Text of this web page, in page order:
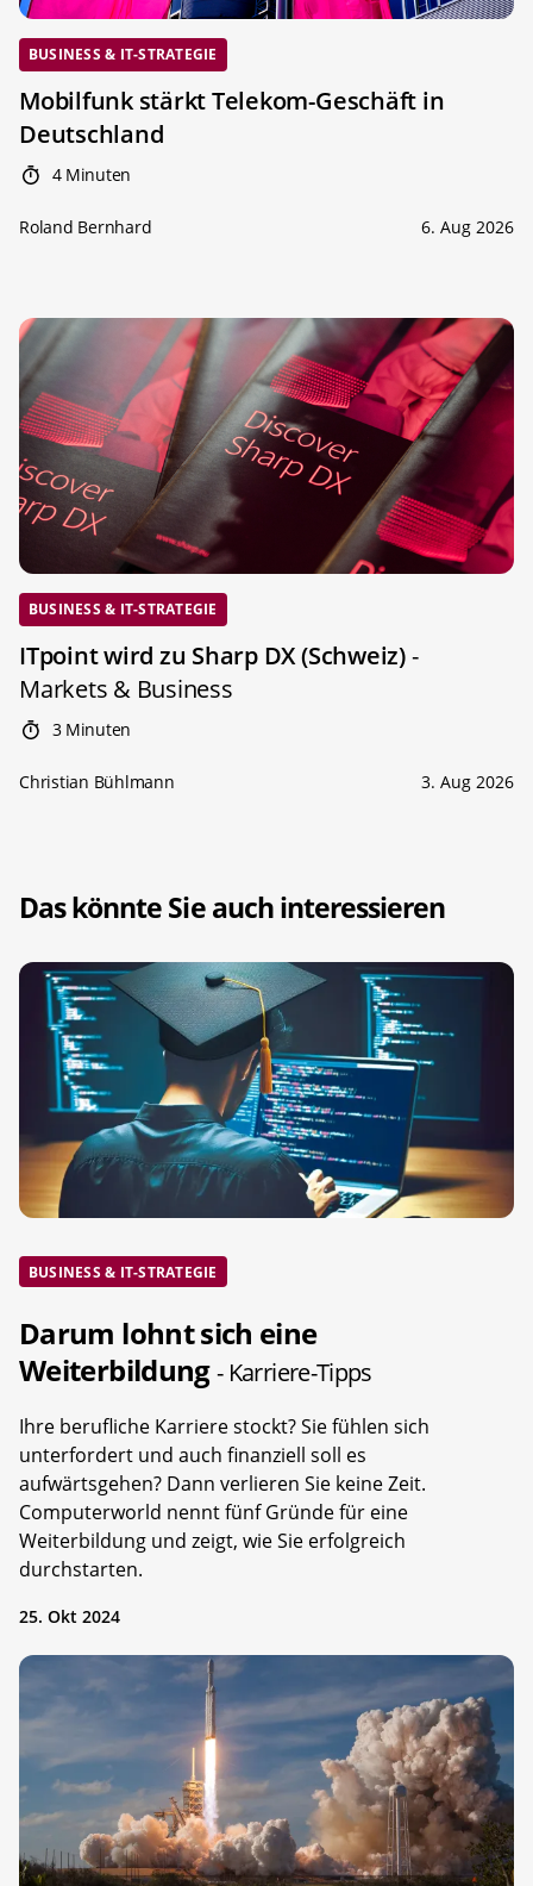
BUSINESS & IT-STRATEGIE
Mobilfunk stärkt Telekom-Geschäft in
Deutschland
4 Minuten
Roland Bernhard 6. Aug 2026
BUSINESS & IT-STRATEGIE
ITpoint wird zu Sharp DX (Schweiz)-
Markets & Business
3 Minuten
Christian Bühlmann 3. Aug 2026
Das könnte Sie auch interessieren
BUSINESS & IT-STRATEGIE
Darum lohnt sich eine
Weiterbildung- Karriere-Tipps
Ihre berufliche Karriere stockt? Sie fühlen sich
unterfordert und auch finanziell soll es
aufwärtsgehen? Dann verlieren Sie keine Zeit.
Computerworld nennt fünf Gründe für eine
Weiterbildung und zeigt, wie Sie erfolgreich
durchstarten.
25. Okt 2024